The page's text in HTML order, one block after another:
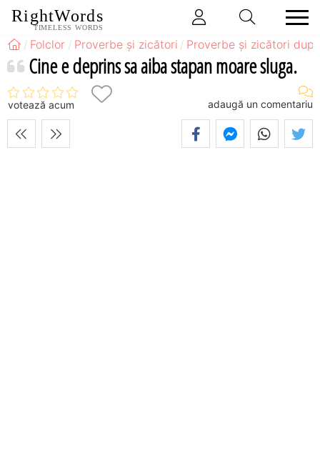
RightWords
TIMELESS WORDS
Folclor Proverbe și zicători Proverbe și zicători
Cine e deprins sa aiba stapan moare sluga.
votează acum adaugă un comentariu